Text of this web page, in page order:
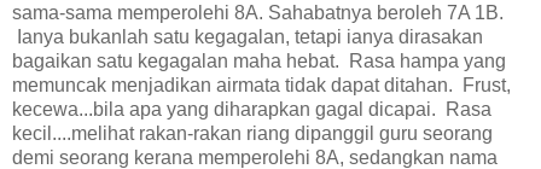
sama-sama memperolehi 8A. Sahabatnya beroleh 7A 1B.
Ianya bukanlah satu kegagalan, tetapi ianya dirasakan
bagaikan satu kegagalan maha hebat.
Rasa hampa yang
memuncak menjadikan airmata tidak dapat ditahan. Frust,
kecewa...bila apa yang diharapkan gagal dicapai. Rasa
kecil....melihat rakan-rakan riang dipanggil guru seorang
demi seorang kerana memperolehi 8A, sedangkan nama